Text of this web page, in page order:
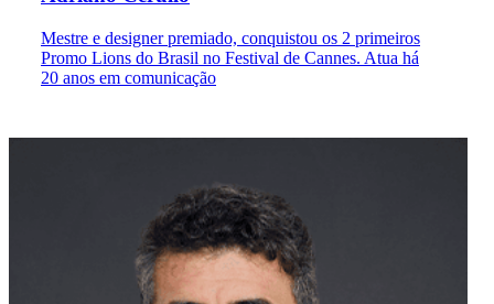
Mestre e designer premiado, conquistou os 2 primeiros
Promo Lions do Brasil no Festival de Cannes. Atua há
20 anos em comunicação